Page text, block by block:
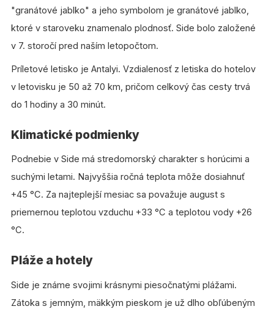
"granátové jablko" a jeho symbolom je granátové jablko,
ktoré v staroveku znamenalo plodnosť. Side bolo založené
v 7. storočí pred naším letopočtom.
Príletové letisko je Antalyi. Vzdialenosť z letiska do hotelov
v letovisku je 50 až 70 km, pričom celkový čas cesty trvá
do 1 hodiny a 30 minút.
Klimatické podmienky
Podnebie v Side má stredomorský charakter s horúcimi a
suchými letami. Najvyššia ročná teplota môže dosiahnuť
+45 °C. Za najteplejší mesiac sa považuje august s
priemernou teplotou vzduchu +33 °C a teplotou vody +26
°C.
Pláže a hotely
Side je známe svojimi krásnymi piesočnatými plážami.
Zátoka s jemným, mäkkým pieskom je už dlho obľúbeným